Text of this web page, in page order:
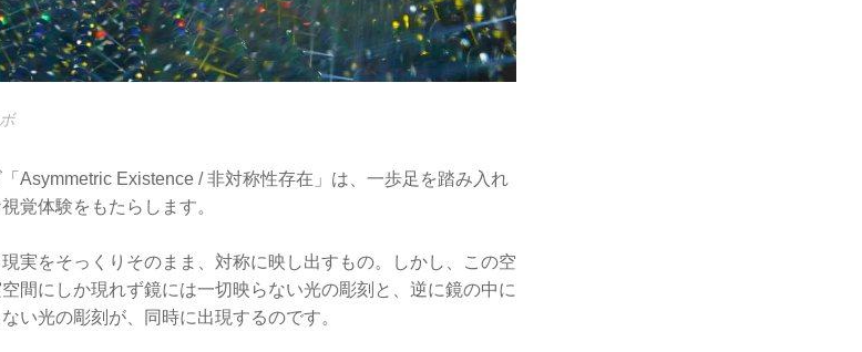
Asymmetric Existence / 非対称性存在」は、一歩足を踏み入れ
覚体験をもたらします。
実をそっくりそのまま、対称に映し出すもの。しかし、この空
間にしか現れず鏡には一切映らない光の彫刻と、逆に鏡の中に
い光の彫刻が、同時に出現するのです。